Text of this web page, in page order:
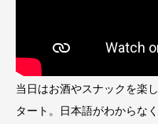
当日はお酒やスナックを楽
タート。日本語がわからな